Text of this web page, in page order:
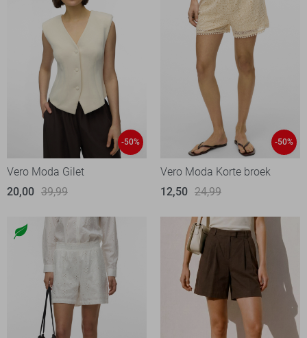
-50%
Vero Moda Gilet
20,00 39,99
-50%
Vero Moda Korte broek
12,50 24,99